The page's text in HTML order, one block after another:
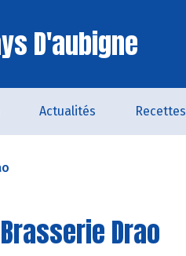
D'aubigne
Actualités Recettes
Brasserie Drao